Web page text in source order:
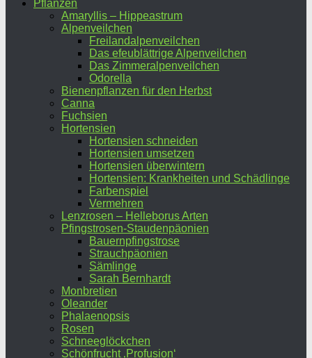
Pflanzen
Amaryllis – Hippeastrum
Alpenveilchen
Freilandalpenveilchen
Das efeublättrige Alpenveilchen
Das Zimmeralpenveilchen
Odorella
Bienenpflanzen für den Herbst
Canna
Fuchsien
Hortensien
Hortensien schneiden
Hortensien umsetzen
Hortensien überwintern
Hortensien: Krankheiten und Schädlinge
Farbenspiel
Vermehren
Lenzrosen – Helleborus Arten
Pfingstrosen-Staudenpäonien
Bauernpfingstrose
Strauchpäonien
Sämlinge
Sarah Bernhardt
Monbretien
Oleander
Phalaenopsis
Rosen
Schneeglöckchen
Schönfrucht ‚Profusion‘